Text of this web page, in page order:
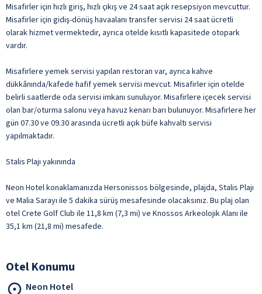
Misafirler için hızlı giriş, hızlı çıkış ve 24 saat açık resepsiyon mevcuttur.
Misafirler için gidiş-dönüş havaalanı transfer servisi 24 saat ücretli
olarak hizmet vermektedir, ayrıca otelde kısıtlı kapasitede otopark
vardır.
Misafirlere yemek servisi yapılan restoran var, ayrıca kahve
dükkânında/kafede hafif yemek servisi mevcut. Misafirler için otelde
belirli saatlerde oda servisi imkanı sunuluyor. Misafirlere içecek servisi
olan bar/oturma salonu veya havuz kenarı barı bulunuyor. Misafirlere her
gün 07.30 ve 09.30 arasında ücretli açık büfe kahvaltı servisi
yapılmaktadır.
Stalis Plajı yakınında
Neon Hotel konaklamanızda Hersonissos bölgesinde, plajda, Stalis Plajı
ve Malia Sarayı ile 5 dakika sürüş mesafesinde olacaksınız. Bu plaj olan
otel Crete Golf Club ile 11,8 km (7,3 mi) ve Knossos Arkeolojik Alanı ile
35,1 km (21,8 mi) mesafede.
Otel Konumu
Neon Hotel